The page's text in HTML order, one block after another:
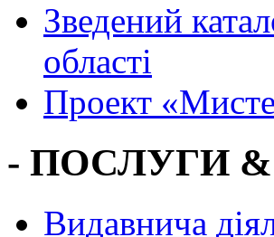
Зведений
області
Проект
- ПОСЛУГИ
Видавнича